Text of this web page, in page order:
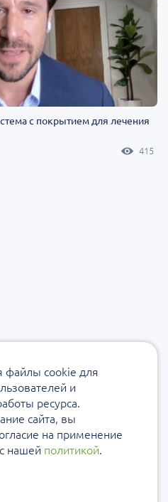
с покрытием для лечения
415
файлы cookie для
и
ресурса.
сайта, вы
на применение
нашей политикой.